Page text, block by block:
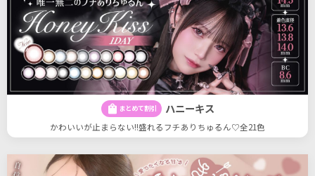
shopping_bag まとめて割引 ハニーキス
かわいいが止まらない!!盛れるフチありちゅるん♡全21色